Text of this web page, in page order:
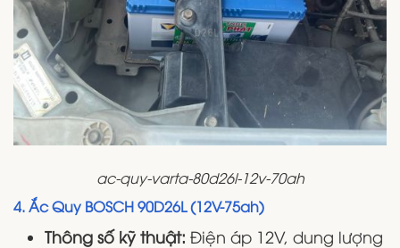
ac-quy-varta-80d26l-12v-70ah
4. Ắc Quy BOSCH 90D26L (12V-75ah)
Thông số kỹ thuật: Điện áp 12V, dung lượng